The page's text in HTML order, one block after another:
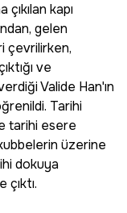
çıkılan kapı
gelen
çevrilirken,
ve
Valide Han'ın
Tarihi
tarihi esere
üzerine
dokuya